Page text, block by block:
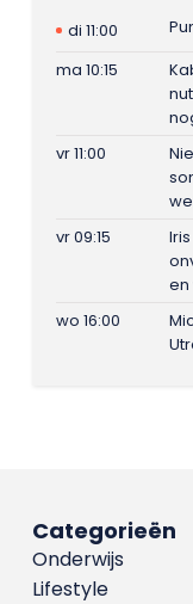
di 11:00
ma 10:15
vr 11:00
vr 09:15
en
wo 16:00
Categorieën
Onderwijs
Lifestyle